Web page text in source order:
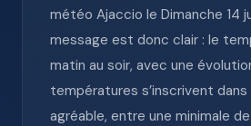
météo Ajaccio le Dimanche 14
message est donc clair : le
matin au soir, avec une
températures s’inscrivent
agréable, entre une minimale